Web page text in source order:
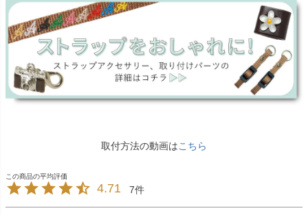
取付方法の動画はこちら
4.71 7